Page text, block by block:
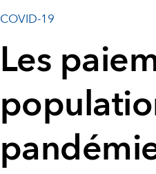
COVID-19
Les